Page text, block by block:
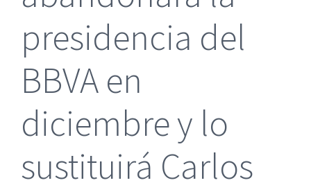
presidencia del
BBVA en
diciembre y lo
sustituirá Carlos